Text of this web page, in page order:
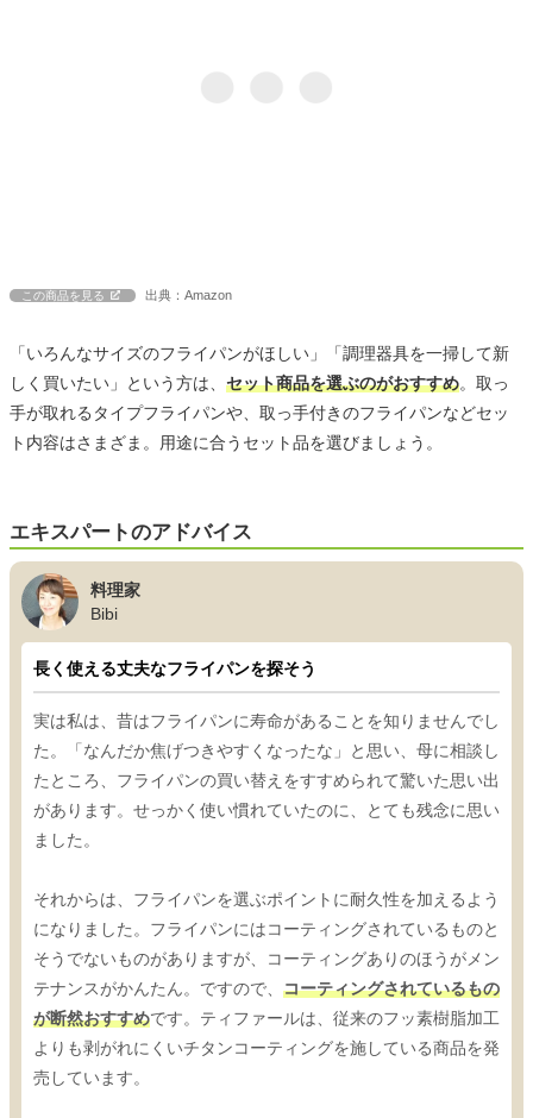
この商品を見る 出典：Amazon
「いろんなサイズのフライパンがほしい」「調理器具を一掃して新
しく買いたい」という方は、 セット商品を選ぶのがおすすめ。取っ
手が取れるタイプフライパンや、取っ手付きのフライパンなどセッ
ト内容はさまざま。用途に合うセット品を選びましょう。
エキスパートのアドバイス
料理家
Bibi
長く使える丈夫なフライパンを探そう
実は私は、昔はフライパンに寿命があることを知りませんでし
た。「なんだか焦げつきやすくなったな」と思い、母に相談し
たところ、フライパンの買い替えをすすめられて驚いた思い出
があります。せっかく使い慣れていたのに、とても残念に思い
ました。
それからは、フライパンを選ぶポイントに耐久性を加えるよう
になりました。フライパンにはコーティングされているものと
そうでないものがありますが、コーティングありのほうがメン
テナンスがかんたん。ですので、 コーティングされているもの
が断然おすすめです。ティファールは、従来のフッ素樹脂加工
よりも剥がれにくいチタンコーティングを施している商品を発
売しています。